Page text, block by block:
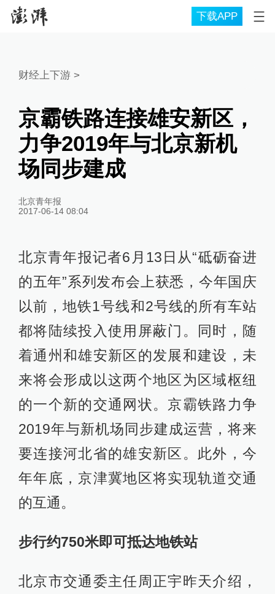
下载APP
财经上下游 >
京霸铁路连接雄安新区，
力争2019年与北京新机
场同步建成
北京青年报
2017-06-14 08:04
北京青年报记者6月13日从“砥砺奋进
的五年”系列发布会上获悉，今年国庆
以前，地铁1号线和2号线的所有车站
都将陆续投入使用屏蔽门。同时，随
着通州和雄安新区的发展和建设，未
来将会形成以这两个地区为区域枢纽
的一个新的交通网状。京霸铁路力争
2019年与新机场同步建成运营，将来
要连接河北省的雄安新区。此外，今
年年底，京津冀地区将实现轨道交通
的互通。
步行约750米即可抵达地铁站
北京市交通委主任周正宇昨天介绍，